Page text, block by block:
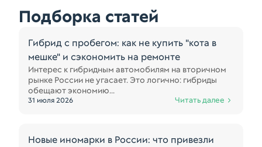
Подборка статей
Гибрид с пробегом: как не купить "кота в
мешке" и сэкономить на ремонте
Интерес к гибридным автомобилям на вторичном
рынке России не угасает. Это логично: гибриды
обещают экономию...
31 июля 2026 Читать далее
Новые иномарки в России: что привезли